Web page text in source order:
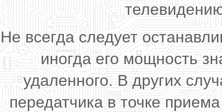
Не всегда следует
иногда его мощность
удаленного. В других
передатчика в точке